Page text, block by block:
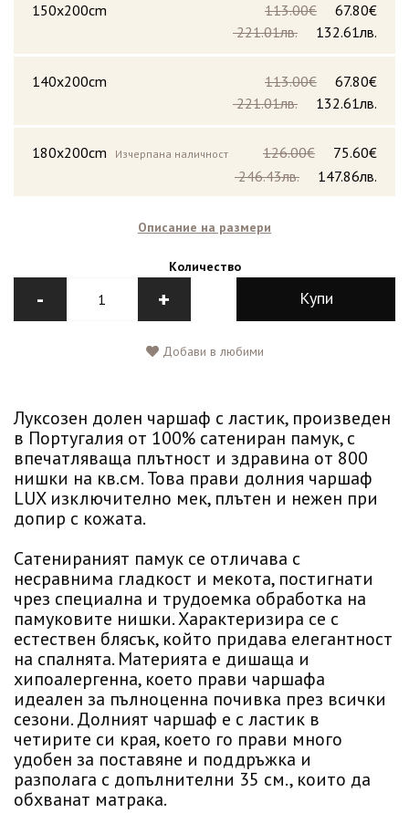
150x200cm 67.80€
113.00€
132.61лв.
221.01лв.
140x200cm 67.80€
113.00€
132.61лв.
221.01лв.
180x200cm Изчерпана наличност 75.60€
126.00€
147.86лв.
246.43лв.
Описание на размери
Количество
- + Купи
Добави в любими
Луксозен долен чаршаф с ластик, произведен
в Португалия от 100% сатениран памук, с
впечатляваща плътност и здравина от 800
нишки на кв.см. Това прави долния чаршаф
LUX изключително мек, плътен и нежен при
допир с кожата.
Сатенираният памук се отличава с
несравнима гладкост и мекота, постигнати
чрез специална и трудоемка обработка на
памуковите нишки. Характеризира се с
естествен блясък, който придава елегантност
на спалнята. Материята е дишаща и
хипоалергенна, което прави чаршафа
идеален за пълноценна почивка през всички
сезони. Долният чаршаф е с ластик в
четирите си края, което го прави много
удобен за поставяне и поддръжка и
разполага с допълнителни 35 см., които да
обхванат матрака.